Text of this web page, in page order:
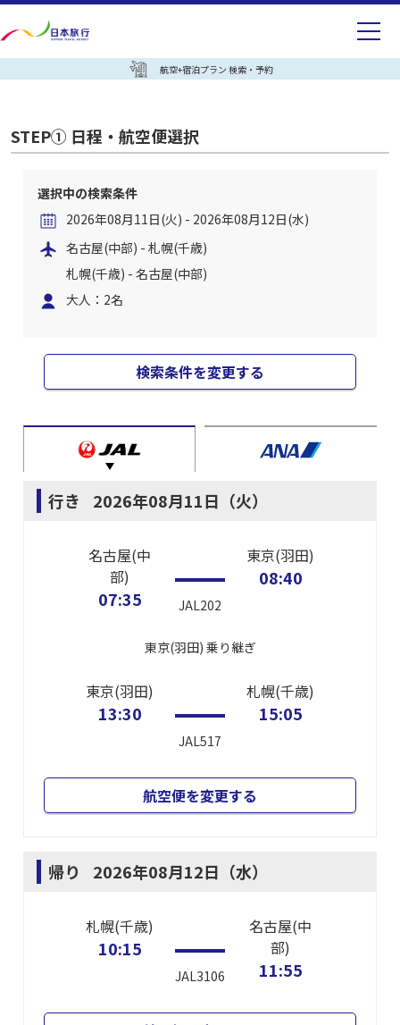
航空+宿泊プラン 検索・予約
STEP① 日程・航空便選択
選択中の検索条件
2026年08月11日(火) - 2026年08月12日(水)
名古屋(中部) - 札幌(千歳)
札幌(千歳) - 名古屋(中部)
大人：2名
検索条件を変更する
行き 2026年08月11日（火）
名古屋(中
部)
07:35 JAL202
東京(羽田)
08:40
東京(羽田) 乗り継ぎ
東京(羽田)
13:30
JAL517
札幌(千歳)
15:05
航空便を変更する
帰り 2026年08月12日（水）
札幌(千歳)
10:15
JAL3106
名古屋(中
部)
11:55